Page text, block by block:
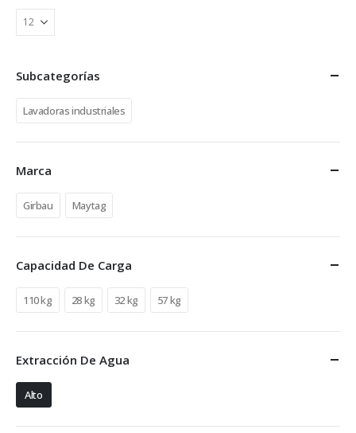
Subcategorías
Lavadoras industriales
Marca
Girbau Maytag
Capacidad De Carga
110 kg 28 kg 32 kg 57 kg
Extracción De Agua
Alto